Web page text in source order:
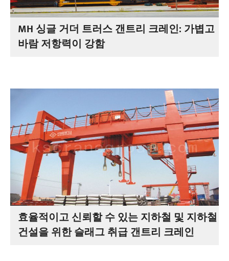
MH 싱글 거더 트러스 갠트리 크레인: 가볍고
바람 저항력이 강함
효율적이고 신뢰할 수 있는 지하철 및 지하철
건설을 위한 슬래그 취급 갠트리 크레인